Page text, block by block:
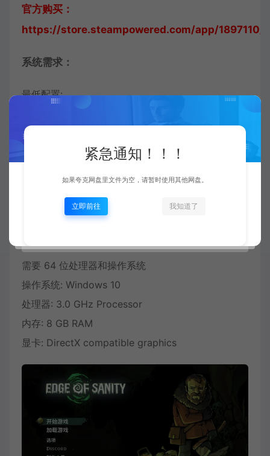
官方购买：
https://store.steampowered.com/app/1897110/
系统需求：
最低配置:
需要 64 位处理器和操作系统
操作系统 *: Windows 7
处理器: 2.0 GHz Processor
内存: 4 GB RAM
显卡: DirectX compatible graphics
需要 64 位处理器和操作系统
操作系统: Windows 10
处理器: 3.0 GHz Processor
内存: 8 GB RAM
显卡: DirectX compatible graphics
紧急通知！！！
如果夸克网盘里文件为空，请暂时使用其他网盘。
立即前往 我知道了